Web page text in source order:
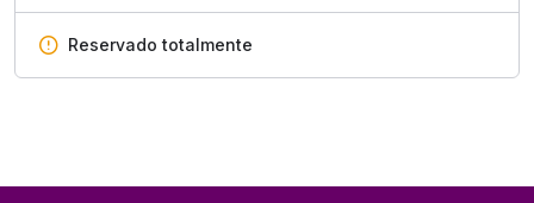
Reservado totalmente